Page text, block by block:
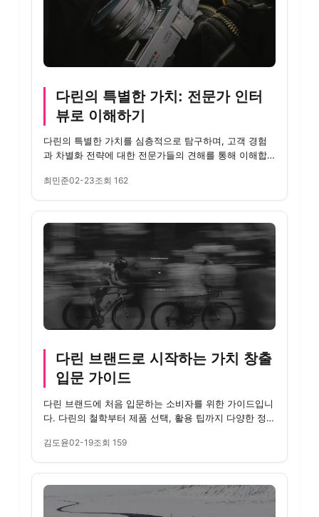
다린의 특별한 가치: 전문가 인터
뷰로 이해하기
다린의 특별한 가치를 심층적으로 탐구하며, 고객 경험
과 차별화 전략에 대한 전문가들의 견해를 통해 이해합
최민준02-23조회 162
다린 브랜드로 시작하는 가치 창출
입문 가이드
다린 브랜드에 처음 입문하는 소비자를 위한 가이드입니
다. 다린의 철학부터 제품 선택, 활용 팁까지 다양한 정보
김도윤02-19조회 159